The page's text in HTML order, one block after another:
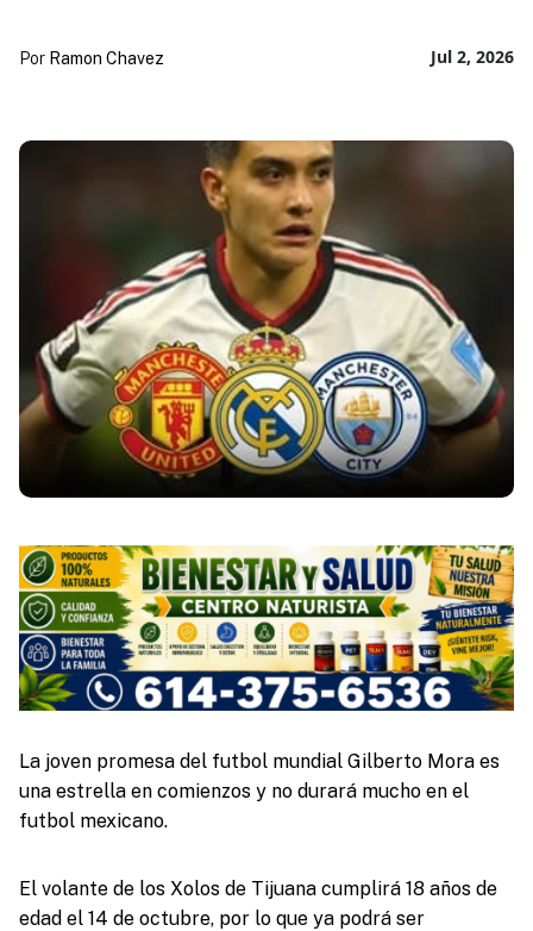
Jul 2, 2026
Por Ramon Chavez
La joven promesa del futbol mundial Gilberto Mora es
una estrella en comienzos y no durará mucho en el
futbol mexicano.
El volante de los Xolos de Tijuana cumplirá 18 años de
edad el 14 de octubre, por lo que ya podrá ser